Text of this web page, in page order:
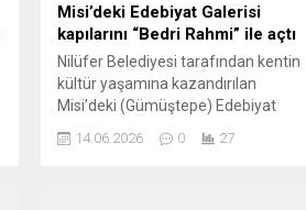
Misi’deki Edebiyat Galerisi
kapılarını “Bedri Rahmi” ile açtı
Nilüfer Belediyesi tarafından kentin
kültür yaşamına kazandırılan
Misi’deki (Gümüştepe) Edebiyat
Eyüboğlu Yaşıyor” sergisi ile açıldı.
14.06.2026 0 27